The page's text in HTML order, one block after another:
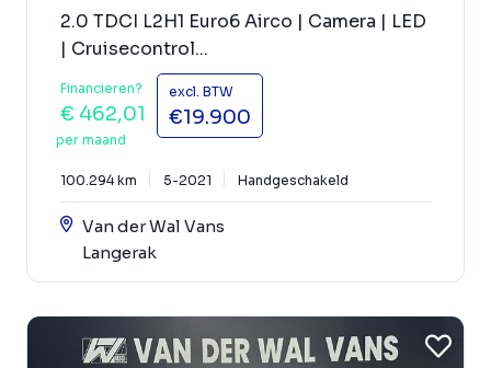
2.0 TDCI L2H1 Euro6 Airco | Camera | LED
| Cruisecontrol...
Financieren?
€ 462,01
per maand
excl. BTW
€19.900
100.294 km 5-2021 Handgeschakeld
Van der Wal Vans
Langerak